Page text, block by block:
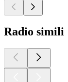
Radio simili